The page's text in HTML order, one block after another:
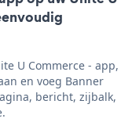
U Commerce - app,
en voeg Banner
bericht, zijbalk,